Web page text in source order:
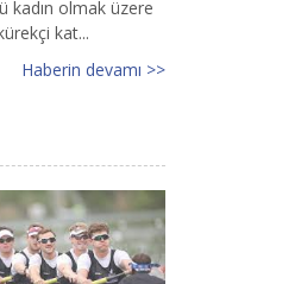
kadın olmak üzere
kat...
Haberin devamı >>